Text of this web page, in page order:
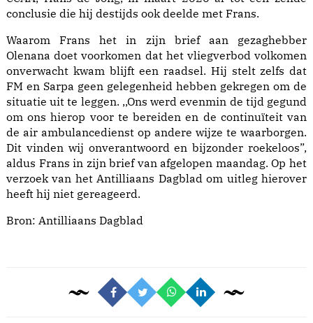
conclusie die hij destijds ook deelde met Frans.
Waarom Frans het in zijn brief aan gezaghebber
Olenana doet voorkomen dat het vliegverbod volkomen
onverwacht kwam blijft een raadsel. Hij stelt zelfs dat
FM en Sarpa geen gelegenheid hebben gekregen om de
situatie uit te leggen. ,,Ons werd evenmin de tijd gegund
om ons hierop voor te bereiden en de continuïteit van
de air ambulancedienst op andere wijze te waarborgen.
Dit vinden wij onverantwoord en bijzonder roekeloos”,
aldus Frans in zijn brief van afgelopen maandag. Op het
verzoek van het Antilliaans Dagblad om uitleg hierover
heeft hij niet gereageerd.
Bron: Antilliaans Dagblad